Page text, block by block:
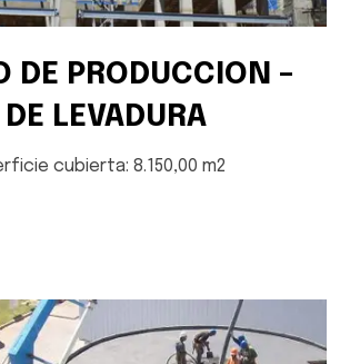
DE PRODUCCION –
LEVADURA
cubierta: 8.150,00 m2